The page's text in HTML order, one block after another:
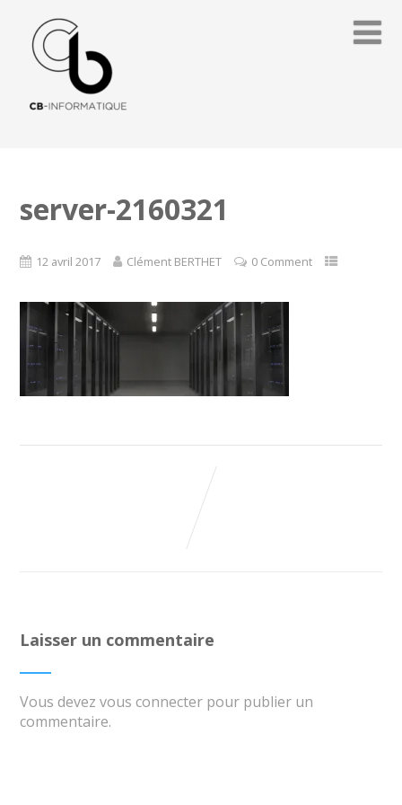
server-2160321
12 avril 2017 Clément BERTHET 0 Comment
Laisser un commentaire
Vous devez vous connecterpour publier un
commentaire.